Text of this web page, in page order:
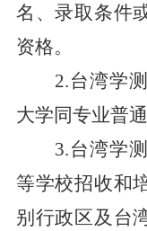
名、录取条件
资格。
2.台湾学
大学同专业普
3.台湾学
等学校招收和
别行政区及台